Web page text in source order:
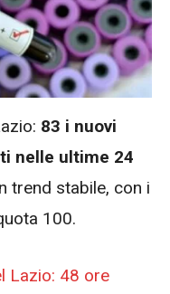
83 i nuovi
nelle ultime 24
trend stabile, con i
100.
Lazio: 48 ore